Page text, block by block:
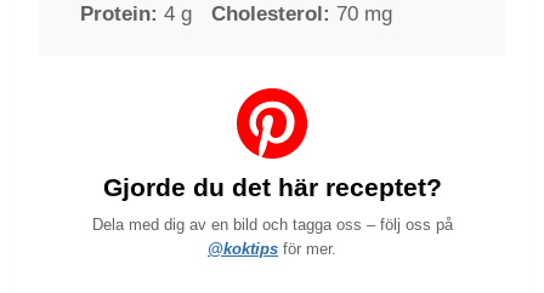
Protein: 4 g Cholesterol: 70 mg
Gjorde du det här receptet?
Dela med dig av en bild och tagga oss – följ oss på
@koktips för mer.